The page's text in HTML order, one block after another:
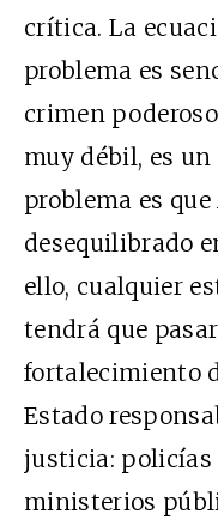
crítica. La
problema es
crimen
muy débil, es un
problema es
desequilibrado
ello, cualquier
tendrá que
fortalecimiento
Estado
justicia: policías
ministerios